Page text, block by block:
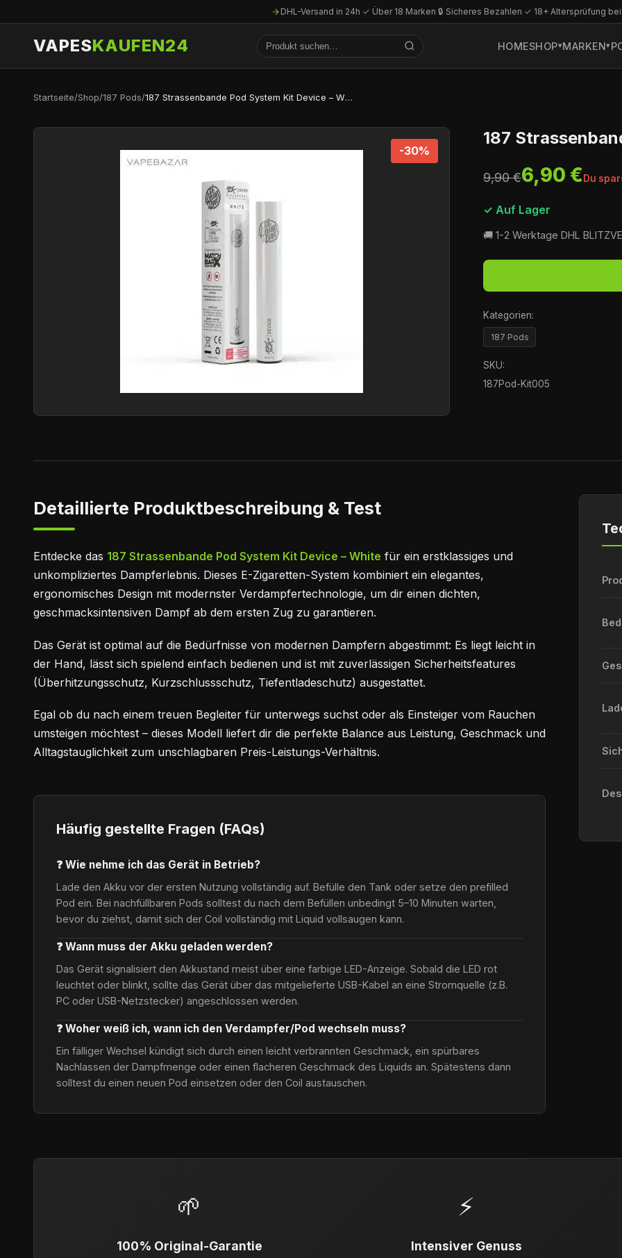
DHL-Versand in 24h·✓ Über 18 Marken·🔒 Sicheres Bezahlen·✓ 18+ Altersprüfung
VAPESKAUFEN24 HOMESHOP MARKEN
Startseite/Shop/187 Pods/ 187 Strassenbande Pod System Kit Device – White
-30%
187
9,90 €6,90 €Du
✓ Auf Lager
🚚 1-2 Werktage DHL
Kategorien:
187 Pods
SKU:
187Pod-Kit005
Detaillierte Produktbeschreibung & Test
Entdecke das 187 Strassenbande Pod System Kit Device – White für ein erstklassiges und
unkompliziertes Dampferlebnis. Dieses E-Zigaretten-System kombiniert ein elegantes,
ergonomisches Design mit modernster Verdampfertechnologie, um dir einen dichten,
geschmacksintensiven Dampf ab dem ersten Zug zu garantieren.
Das Gerät ist optimal auf die Bedürfnisse von modernen Dampfern abgestimmt: Es liegt leicht in
der Hand, lässt sich spielend einfach bedienen und ist mit zuverlässigen Sicherheitsfeatures
(Überhitzungsschutz, Kurzschlussschutz, Tiefentladeschutz) ausgestattet.
Egal ob du nach einem treuen Begleiter für unterwegs suchst oder als Einsteiger vom Rauchen
umsteigen möchtest – dieses Modell liefert dir die perfekte Balance aus Leistung, Geschmack und
Alltagstauglichkeit zum unschlagbaren Preis-Leistungs-Verhältnis.
Häufig gestellte Fragen (FAQs)
❓ Wie nehme ich das Gerät in Betrieb?
Lade den Akku vor der ersten Nutzung vollständig auf. Befülle den Tank oder setze den prefilled
Pod ein. Bei nachfüllbaren Pods solltest du nach dem Befüllen unbedingt 5–10 Minuten warten,
bevor du ziehst, damit sich der Coil vollständig mit Liquid vollsaugen kann.
❓ Wann muss der Akku geladen werden?
Das Gerät signalisiert den Akkustand meist über eine farbige LED-Anzeige. Sobald die LED rot
leuchtet oder blinkt, sollte das Gerät über das mitgelieferte USB-Kabel an eine Stromquelle (z.B.
PC oder USB-Netzstecker) angeschlossen werden.
❓ Woher weiß ich, wann ich den Verdampfer/Pod wechseln muss?
Ein fälliger Wechsel kündigt sich durch einen leicht verbrannten Geschmack, ein spürbares
Nachlassen der Dampfmenge oder einen flacheren Geschmack des Liquids an. Spätestens dann
solltest du einen neuen Pod einsetzen oder den Coil austauschen.
🌱
100% Original-Garantie
⚡
Intensiver Genuss